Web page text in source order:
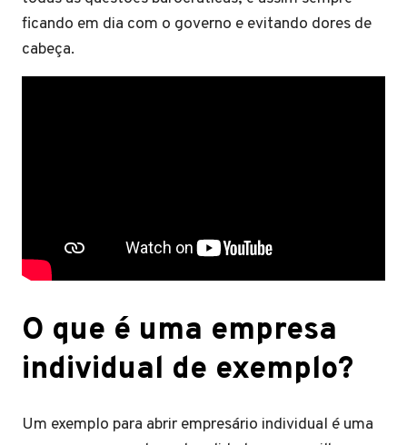
ficando em dia com o governo e evitando dores de
cabeça.
O que é uma empresa
individual de exemplo?
Um exemplo para abrir empresário individual é uma